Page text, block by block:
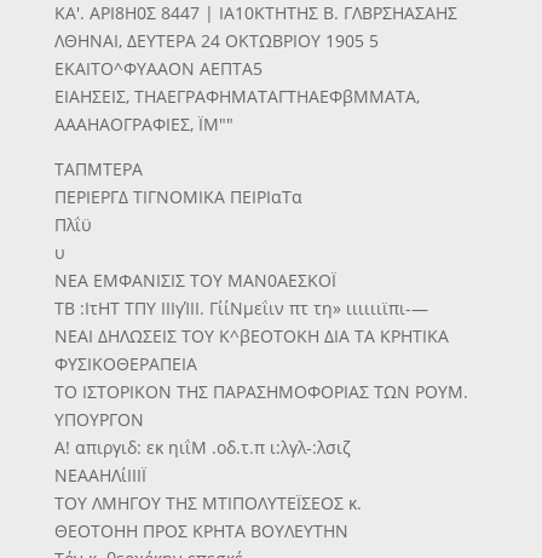
ΚΑ'. ΑΡΙ8Η0Σ 8447 | ΙΑ10ΚΤΗΤΗΣ Β. ΓΛΒΡΣΗΑΣΑΗΣ
ΛΘΗΝΑΙ, ΔΕΥΤΕΡΑ 24 ΟΚΤΩΒΡΙΟΥ 1905 5
ΕΚΑΙΤΟ^ΦΥΑΑΟΝ ΑΕΠΤΑ5
ΕΙΑΗΣΕΙΣ, ΤΗΑΕΓΡΑΦΗΜΑΤΑΓΤΗΑΕΦβΜΜΑΤΑ,
ΑΑΑΗΑΟΓΡΑΦΙΕΣ, ΪΜ""
ΤΑΠΜΤΕΡΑ
ΠΕΡΙΕΡΓΔ ΤΙΓΝΟΜΙΚΑ ΠΕΙΡΙαΤα
Πλΐϋ
υ
ΝΕΑ ΕΜΦΑΝΙΣΙΣ ΤΟΥ ΜΑΝ0ΑΕΣΚΟΪ
ΤΒ :ΙτΗΤ ΤΠΥ ΙΙΙγΊΙΙ. ΓίίΝμεΐιν πτ τη» ιιιιιιϊπι-—
ΝΕΑΙ ΔΗΛΩΣΕΙΣ ΤΟΥ Κ^βΕΟΤΟΚΗ ΔΙΑ ΤΑ ΚΡΗΤΙΚΑ
ΦΥΣΙΚΟΘΕΡΑΠΕΙΑ
ΤΟ ΙΣΤΟΡΙΚΟΝ ΤΗΣ ΠΑΡΑΣΗΜΟΦΟΡΙΑΣ ΤΩΝ ΡΟΥΜ.
ΥΠΟΥΡΓΟΝ
Α! απιργιδ: εκ ηιΐΜ .οδ.τ.π ι:λγλ-:λσιζ
ΝΕΑΑΗΛίΙΙΙΪ
ΤΟΥ ΛΜΗΓΟΥ ΤΗΣ ΜΤΙΠΟΛΥΤΕΪΣΕΟΣ κ.
ΘΕΟΤΟΗΗ ΠΡΟΣ ΚΡΗΤΑ ΒΟΥΛΕΥΤΗΝ